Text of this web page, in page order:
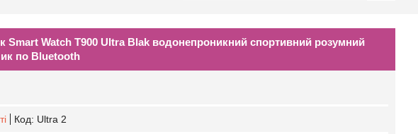
Smart Watch T900 Ultra Blak водонепроникний спортивний розумний
по Bluetooth
Код: Ultra 2